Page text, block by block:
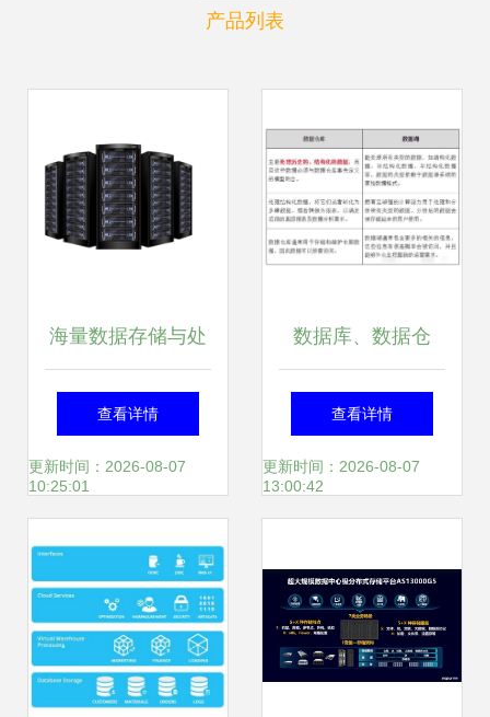
产品列表
海量数据存储与处
理 构建高性能数据
服务平台的关键策
查看详情
更新时间：2026-08-07
10:25:01
数据库、数据仓
库、数据湖、数据
集市、数据中台这
白了
查看详情
更新时间：2026-08-07
13:00:42